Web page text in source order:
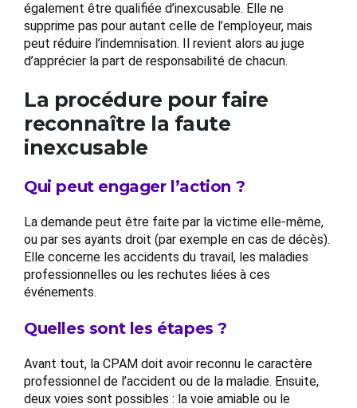
également être qualifiée d’inexcusable. Elle ne
supprime pas pour autant celle de l’employeur, mais
peut réduire l’indemnisation. Il revient alors au juge
d’apprécier la part de responsabilité de chacun.
La procédure pour faire
reconnaître la faute
inexcusable
Qui peut engager l’action ?
La demande peut être faite par la victime elle-même,
ou par ses ayants droit (par exemple en cas de décès).
Elle concerne les accidents du travail, les maladies
professionnelles ou les rechutes liées à ces
événements.
Quelles sont les étapes ?
Avant tout, la CPAM doit avoir reconnu le caractère
professionnel de l’accident ou de la maladie. Ensuite,
deux voies sont possibles : la voie amiable ou le